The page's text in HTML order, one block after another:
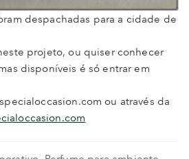
despachadas para a cidade de
projeto, ou quiser conhecer
disponíveis é só entrar em
ou através da